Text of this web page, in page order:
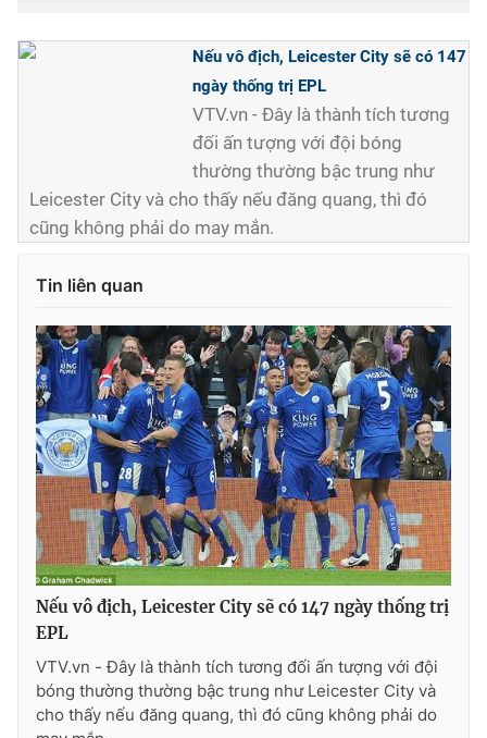
Nếu vô địch, Leicester City sẽ có 147
ngày thống trị EPL
VTV.vn - Đây là thành tích tương
đối ấn tượng với đội bóng
thường thường bậc trung như
Leicester City và cho thấy nếu đăng quang, thì đó
cũng không phải do may mắn.
Tin liên quan
Nếu vô địch, Leicester City sẽ có 147 ngày thống trị
EPL
VTV.vn - Đây là thành tích tương đối ấn tượng với đội
bóng thường thường bậc trung như Leicester City và
cho thấy nếu đăng quang, thì đó cũng không phải do